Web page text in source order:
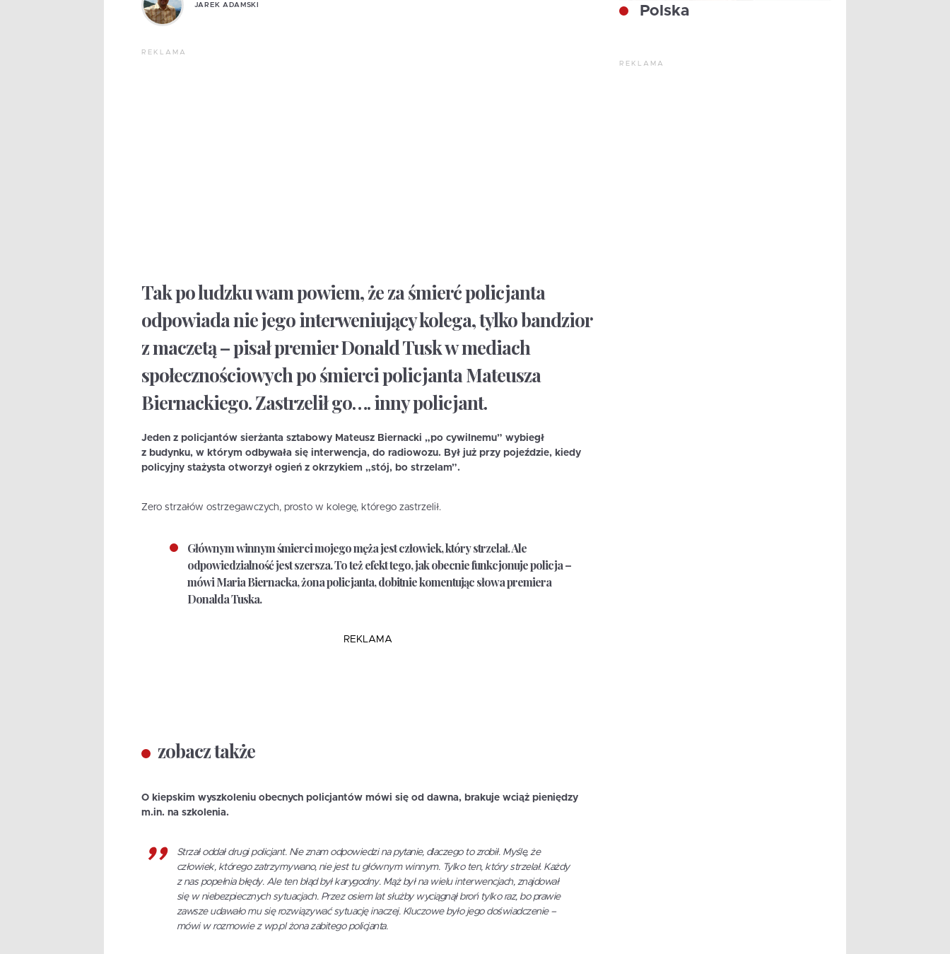
JAREK ADAMSKI
REKLAMA
Tak po ludzku wam powiem, że za śmierć policjanta
odpowiada nie jego interweniujący kolega, tylko bandzior
z maczetą – pisał premier Donald Tusk w mediach
społecznościowych po śmierci policjanta Mateusza
Biernackiego. Zastrzelił go…. inny policjant.
Jeden z policjantów sierżanta sztabowy Mateusz Biernacki „po cywilnemu” wybiegł
z budynku, w którym odbywała się interwencja, do radiowozu. Był już przy pojeździe, kiedy
policyjny stażysta otworzył ogień z okrzykiem „stój, bo strzelam”.
Zero strzałów ostrzegawczych, prosto w kolegę, którego zastrzelił.
Głównym winnym śmierci mojego męża jest człowiek, który strzelał. Ale
odpowiedzialność jest szersza. To też efekt tego, jak obecnie funkcjonuje policja –
mówi Maria Biernacka, żona policjanta, dobitnie komentując słowa premiera
Donalda Tuska.
REKLAMA
zobacz także
O kiepskim wyszkoleniu obecnych policjantów mówi się od dawna, brakuje wciąż pieniędzy
m.in. na szkolenia.
Strzał oddał drugi policjant. Nie znam odpowiedzi na pytanie, dlaczego to zrobił. Myślę, że
człowiek, którego zatrzymywano, nie jest tu głównym winnym. Tylko ten, który strzelał. Każdy
z nas popełnia błędy. Ale ten błąd był karygodny. Mąż był na wielu interwencjach, znajdował
się w niebezpiecznych sytuacjach. Przez osiem lat służby wyciągnął broń tylko raz, bo prawie
zawsze udawało mu się rozwiązywać sytuację inaczej. Kluczowe było jego doświadczenie –
mówi w rozmowie z wp.pl żona zabitego policjanta.
Polska
REKLAMA